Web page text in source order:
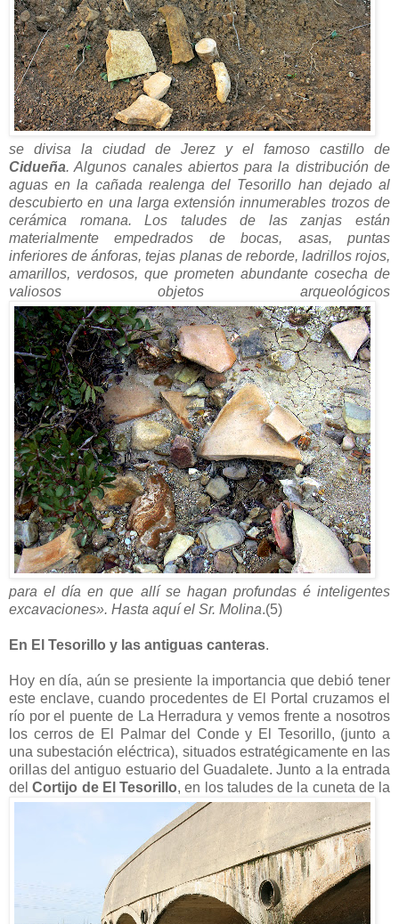
se divisa la ciudad de Jerez y el famoso castillo de
Cidueña. Algunos canales abiertos para la distribución de
aguas en la cañada realenga del Tesorillo han dejado al
descubierto en una larga extensión innumerables trozos de
cerámica romana. Los taludes de las zanjas están
materialmente empedrados de bocas, asas, puntas
inferiores de ánforas, tejas planas de reborde, ladrillos rojos,
amarillos, verdosos, que prometen abundante cosecha de
valiosos objetos arqueológicos
para el día en que allí se hagan profundas é inteligentes
excavaciones». Hasta aquí el Sr. Molina.(5)
En El Tesorillo y las antiguas canteras.
Hoy en día, aún se presiente la importancia que debió tener
este enclave, cuando procedentes de El Portal cruzamos el
río por el puente de La Herradura y vemos frente a nosotros
los cerros de El Palmar del Conde y El Tesorillo, (junto a
una subestación eléctrica), situados estratégicamente en las
orillas del antiguo estuario del Guadalete. Junto a la entrada
delCortijo de El Tesorillo, en los taludes de la cuneta de la